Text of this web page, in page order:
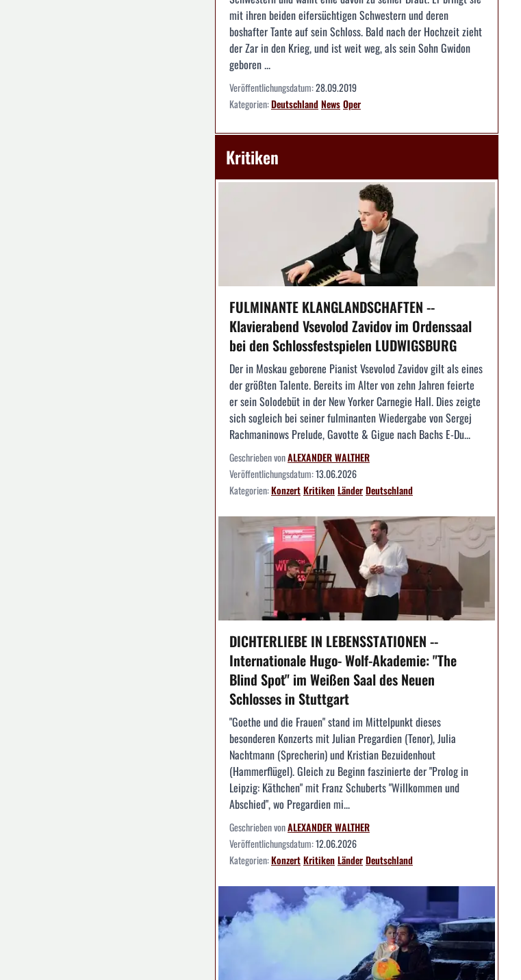
mit ihren beiden eifersüchtigen Schwestern und deren
boshafter Tante auf sein Schloss. Bald nach der Hochzeit zieht
der Zar in den Krieg, und ist weit weg, als sein Sohn Gwidon
geboren ...
Veröffentlichungsdatum:28.09.2019
Kategorien:DeutschlandNewsOper
Kritiken
FULMINANTE KLANGLANDSCHAFTEN --
Klavierabend Vsevolod Zavidov im Ordenssaal
bei den Schlossfestspielen LUDWIGSBURG
Der in Moskau geborene Pianist Vsevolod Zavidov gilt als eines
der größten Talente. Bereits im Alter von zehn Jahren feierte
er sein Solodebüt in der New Yorker Carnegie Hall. Dies zeigte
sich sogleich bei seiner fulminanten Wiedergabe von Sergej
Rachmaninows Prelude, Gavotte & Gigue nach Bachs E-Du...
Geschrieben vonALEXANDER WALTHER
Veröffentlichungsdatum:13.06.2026
Kategorien:KonzertKritikenLänderDeutschland
DICHTERLIEBE IN LEBENSSTATIONEN --
Internationale Hugo- Wolf-Akademie: "The
Blind Spot" im Weißen Saal des Neuen
Schlosses in Stuttgart
"Goethe und die Frauen" stand im Mittelpunkt dieses
besonderen Konzerts mit Julian Pregardien (Tenor), Julia
Nachtmann (Sprecherin) und Kristian Bezuidenhout
(Hammerflügel). Gleich zu Beginn faszinierte der "Prolog in
Leipzig: Käthchen" mit Franz Schuberts "Willkommen und
Abschied", wo Pregardien mi...
Geschrieben vonALEXANDER WALTHER
Veröffentlichungsdatum:12.06.2026
Kategorien:KonzertKritikenLänderDeutschland